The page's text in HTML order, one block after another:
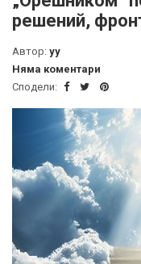
решений,
Автор: yy
Няма коментари
Сподели: